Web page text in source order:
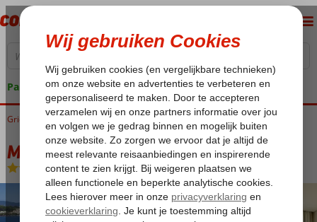
Pakketgarantie
Home
Griekenland Corfu Corfu-Stad Mon Repos Palace
Mon Repos Palace
Logies en ontbijt-Hotel